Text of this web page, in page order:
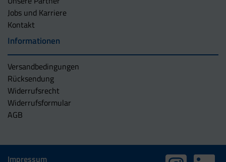
Jobs und Karriere
Kontakt
Informationen
Versandbedingungen
Rücksendung
Widerrufsrecht
Widerrufsformular
AGB
Impressum